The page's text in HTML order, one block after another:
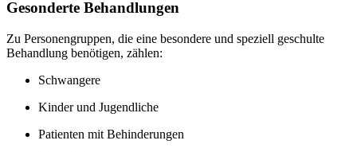
Gesonderte Behandlungen
Zu Personengruppen, die eine besondere und speziell geschulte
Behandlung benötigen, zählen:
Schwangere
Kinder und Jugendliche
Patienten mit Behinderungen